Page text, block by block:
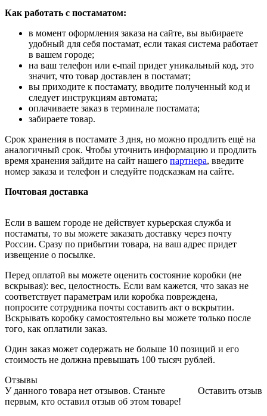
Как работать с постаматом:
в момент оформления заказа на сайте, вы выбираете
удобный для себя постамат, если такая система работает
в вашем городе;
на ваш телефон или e-mail придет уникальный код, это
значит, что товар доставлен в постамат;
вы приходите к постамату, вводите полученный код и
следует инструкциям автомата;
оплачиваете заказ в терминале постамата;
забираете товар.
Срок хранения в постамате 3 дня, но можно продлить ещё на
аналогичный срок. Чтобы уточнить информацию и продлить
время хранения зайдите на сайт нашего партнера, введите
номер заказа и телефон и следуйте подсказкам на сайте.
Почтовая доставка
Если в вашем городе не действует курьерская служба и
постаматы, то вы можете заказать доставку через почту
России. Сразу по прибытии товара, на ваш адрес придет
извещение о посылке.
Перед оплатой вы можете оценить состояние коробки (не
вскрывая): вес, целостность. Если вам кажется, что заказ не
соответствует параметрам или коробка повреждена,
попросите сотрудника почты составить акт о вскрытии.
Вскрывать коробку самостоятельно вы можете только после
того, как оплатили заказ.
Один заказ может содержать не больше 10 позиций и его
стоимость не должна превышать 100 тысяч рублей.
Отзывы
Оставить отзыв
У данного товара нет отзывов. Станьте
первым, кто оставил отзыв об этом товаре!